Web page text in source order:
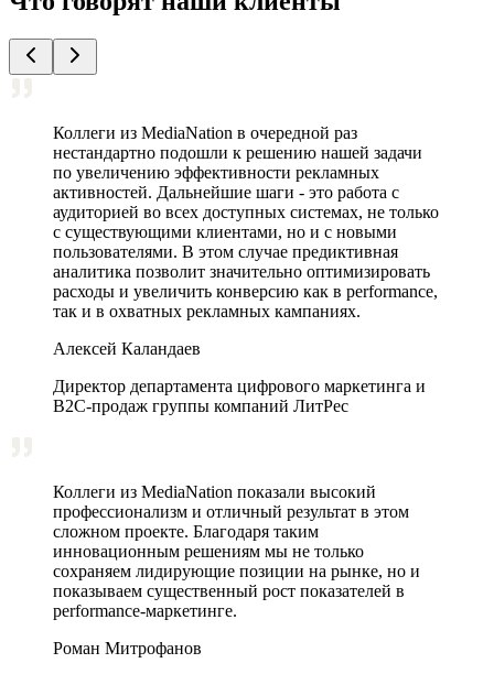
Коллеги из MediaNation в очередной раз
нестандартно подошли к решению нашей задачи
по увеличению эффективности рекламных
активностей. Дальнейшие шаги - это работа с
аудиторией во всех доступных системах, не только
с существующими клиентами, но и с новыми
пользователями. В этом случае предиктивная
аналитика позволит значительно оптимизировать
расходы и увеличить конверсию как в performance,
так и в охватных рекламных кампаниях.
Алексей Каландаев
Директор департамента цифрового маркетинга и
В2С-продаж группы компаний ЛитРес
Коллеги из MediaNation показали высокий
профессионализм и отличный результат в этом
сложном проекте. Благодаря таким
инновационным решениям мы не только
сохраняем лидирующие позиции на рынке, но и
показываем существенный рост показателей в
performance-маркетинге.
Роман Митрофанов